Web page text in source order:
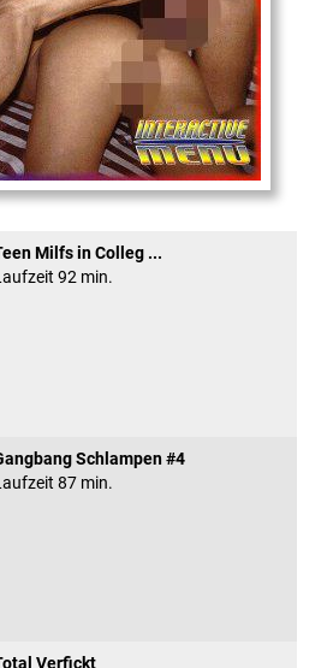
Milfs in Colleg ...
92 min.
Schlampen #4
87 min.
Verfickt